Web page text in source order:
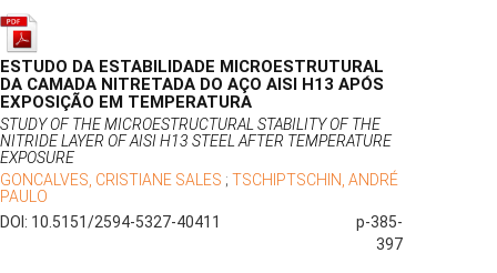
ESTUDO DA ESTABILIDADE MICROESTRUTURAL
DA CAMADA NITRETADA DO AÇO AISI H13 APÓS
EXPOSIÇÃO EM TEMPERATURA
STUDY OF THE MICROESTRUCTURAL STABILITY OF THE
NITRIDE LAYER OF AISI H13 STEEL AFTER TEMPERATURE
EXPOSURE
GONCALVES, CRISTIANE SALES ; TSCHIPTSCHIN, ANDRÉ
PAULO
DOI: 10.5151/2594-5327-40411
p-385-
397